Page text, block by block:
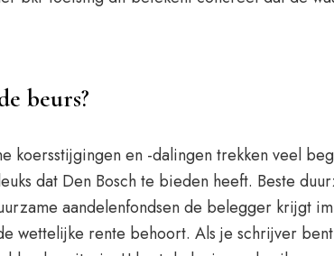
beurs?
koersstijgingen en -dalingen trekken veel
dat Den Bosch te bieden heeft. Beste
aandelenfondsen de belegger krijgt
wettelijke rente behoort. Als je schrijver